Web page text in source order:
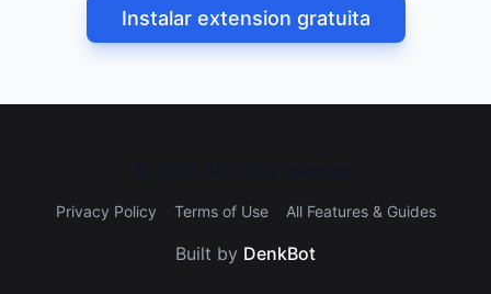
Instalar extension gratuita
Privacy Policy Terms of Use All Features & Guides
Built by DenkBot